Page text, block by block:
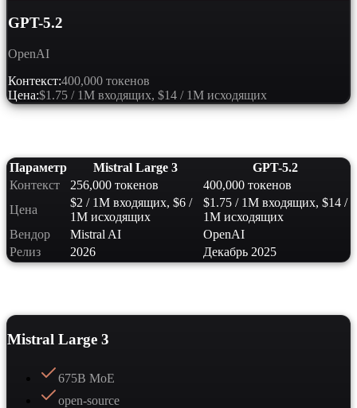
GPT-5.2
OpenAI
Контекст:400,000 токенов
Цена:$1.75 / 1M входящих, $14 / 1M исходящих
Параметр Mistral Large 3
GPT-5.2
Контекст
256,000 токенов
400,000 токенов
Цена
$2 / 1M входящих, $6 /
1M исходящих
$1.75 / 1M входящих, $14 /
1M исходящих
Вендор
Mistral AI
OpenAI
Релиз
2026 Декабрь 2025
Mistral Large 3
675B MoE
open-source